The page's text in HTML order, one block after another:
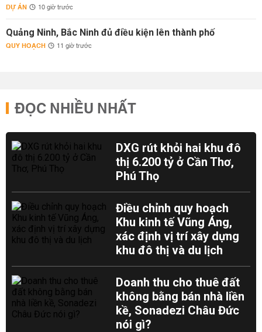
DỰ ÁN 10 giờ trước
Quảng Ninh, Bắc Ninh đủ điều kiện lên thành phố
QUY HOẠCH 11 giờ trước
ĐỌC NHIỀU NHẤT
DXG rút khỏi hai khu đô
thị 6.200 tỷ ở Cần Thơ,
Phú Thọ
Điều chỉnh quy hoạch
Khu kinh tế Vũng Áng,
xác định vị trí xây dựng
khu đô thị và du lịch
Doanh thu cho thuê đất
không bằng bán nhà liền
kề, Sonadezi Châu Đức
nói gì?